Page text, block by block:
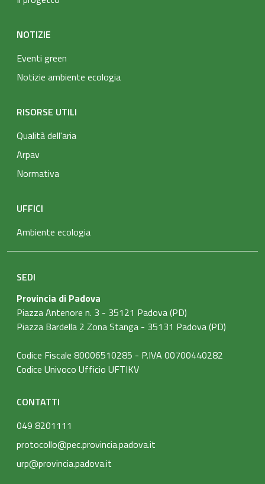
NOTIZIE
Eventi green
Notizie ambiente ecologia
RISORSE UTILI
Qualità dell'aria
Arpav
Normativa
UFFICI
Ambiente ecologia
SEDI
Provincia di Padova
Piazza Antenore n. 3 - 35121 Padova (PD)
Piazza Bardella 2 Zona Stanga - 35131 Padova (PD)
Codice Fiscale 80006510285 - P.IVA 00700440282
Codice Univoco Ufficio UFTIKV
CONTATTI
049 8201111
protocollo@pec.provincia.padova.it
urp@provincia.padova.it